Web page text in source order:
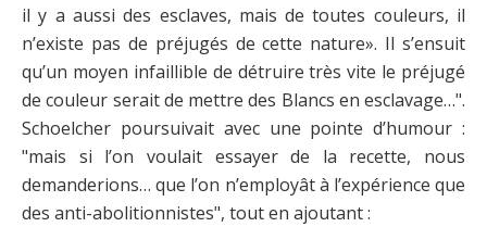
il y a aussi des esclaves, mais de toutes couleurs, il
n’existe pas de préjugés de cette nature». Il s’ensuit
qu’un moyen infaillible de détruire très vite le préjugé
de couleur serait de mettre des Blancs en esclavage…".
Schoelcher poursuivait avec une pointe d’humour :
"mais si l’on voulait essayer de la recette, nous
demanderions… que l’on n’employât à l’expérience que
des anti-abolitionnistes", tout en ajoutant :